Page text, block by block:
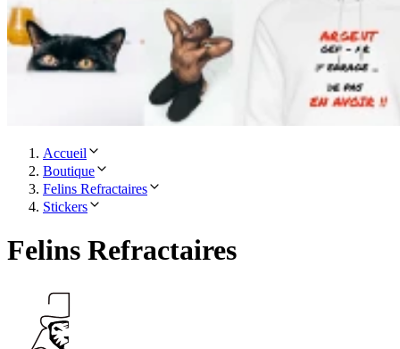
Accueil
Boutique
Felins Refractaires
Stickers
Felins Refractaires